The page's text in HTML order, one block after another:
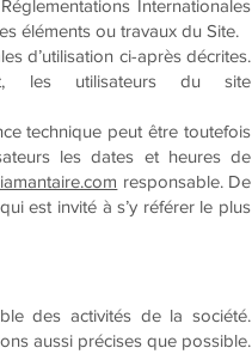
Internationales
éléments ou travaux du Site.
d’utilisation ci-après décrites.
les utilisateurs du site
technique peut être toutefois
les dates et heures de
responsable. De
est invité à s’y référer le plus
des activités de la société.
aussi précises que possible.